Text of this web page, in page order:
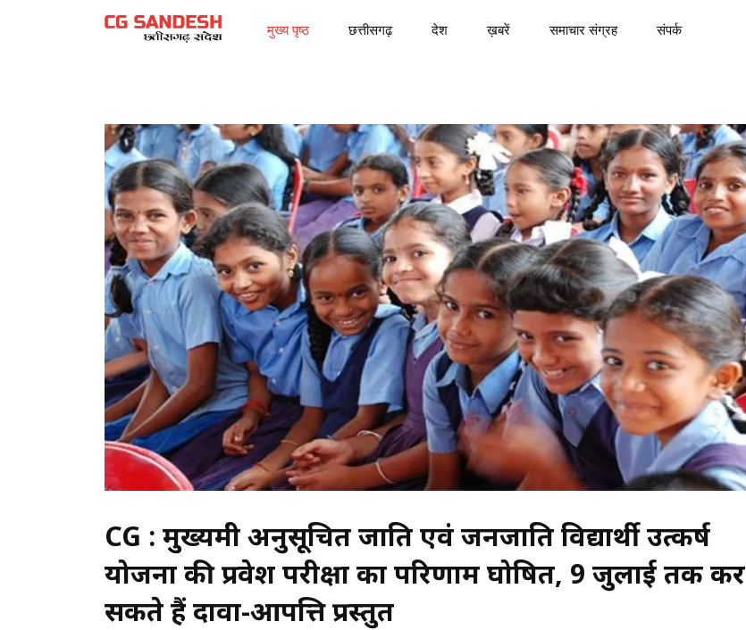
मुख्य पृष्ठ छत्तीसगढ़ देश ख़बरें समाचार संग्रह संपर्क
CG : मुख्यमंत्री अनुसूचित जाति एवं जनजाति विद्यार्थी उत्कर्ष
योजना की प्रवेश परीक्षा का परिणाम घोषित, 9 जुलाई तक कर
सकते हैं दावा-आपत्ति प्रस्तुत